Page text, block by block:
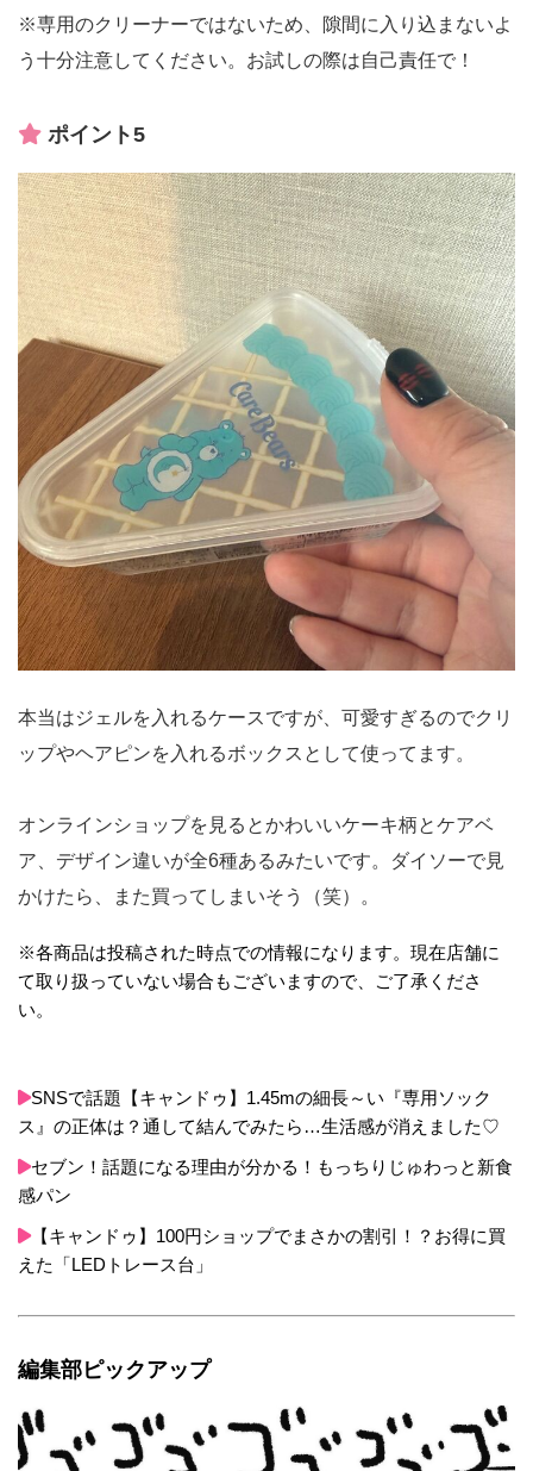
※専用のクリーナーではないため、隙間に入り込まないよ
う十分注意してください。お試しの際は自己責任で！
ポイント5
本当はジェルを入れるケースですが、可愛すぎるのでクリ
ップやヘアピンを入れるボックスとして使ってます。
オンラインショップを見るとかわいいケーキ柄とケアベ
ア、デザイン違いが全6種あるみたいです。ダイソーで見
かけたら、また買ってしまいそう（笑）。
※各商品は投稿された時点での情報になります。現在店舗に
て取り扱っていない場合もございますので、ご了承くださ
い。
SNSで話題【キャンドゥ】1.45mの細長～い『専用ソック
ス』の正体は？通して結んでみたら…生活感が消えました♡
セブン！話題になる理由が分かる！もっちりじゅわっと新食
感パン
【キャンドゥ】100円ショップでまさかの割引！？お得に買
えた「LEDトレース台」
編集部ピックアップ